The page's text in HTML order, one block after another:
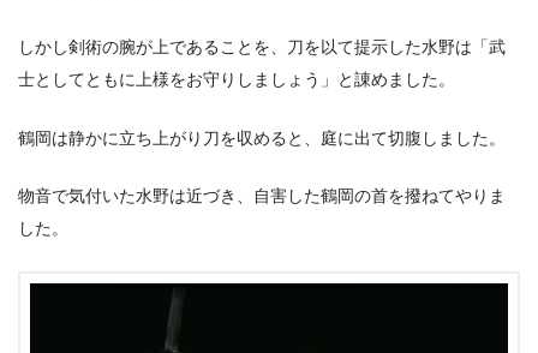
しかし剣術の腕が上であることを、刀を以て提示した水野は「武
士としてともに上様をお守りしましょう」と諌めました。
鶴岡は静かに立ち上がり刀を収めると、庭に出て切腹しました。
物音で気付いた水野は近づき、自害した鶴岡の首を撥ねてやりま
した。